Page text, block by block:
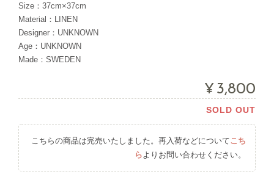
Size：37cm×37cm
Material：LINEN
Designer：UNKNOWN
Age：UNKNOWN
Made：SWEDEN
¥3,800
SOLD OUT
こちらの商品は完売いたしました。再入荷などについてこち
ら よりお問い合わせください。